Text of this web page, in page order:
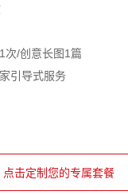
次/创意长图1篇
引导式服务
点击定制您的专属套餐